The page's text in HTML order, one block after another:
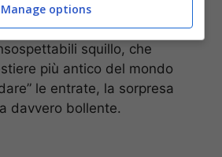
dai300 ai 500 euro a
molti degli inconsapevoli
squillo, che
più antico del mondo
le entrate, la sorpresa
davvero bollente.
Manage options